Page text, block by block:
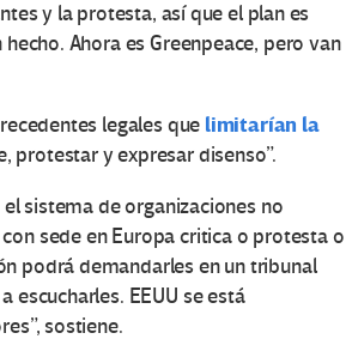
y la protesta, así que el plan es
Ahora es Greenpeace, pero van
legales que limitarían la
protestar y expresar disenso”.
sistema de organizaciones no
sede en Europa critica o protesta o
podrá demandarles en un tribunal
escucharles. EEUU se está
sostiene.